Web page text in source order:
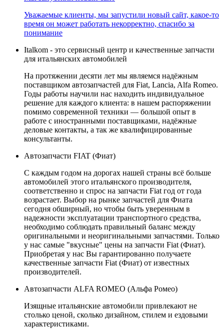
Уважаемые клиенты, мы запустили новый сайт, какое-то
время он может работать некорректно, спасибо за
понимание
Italkom - это сервисный центр и качественные запчасти
для итальянских автомобилей
На протяжении десяти лет мы являемся надёжным
поставщиком автозапчастей для Fiat, Lancia, Alfa Romeo.
Годы работы научили нас находить индивидуальное
решение для каждого клиента: в нашем распоряжении
помимо современной техники — большой опыт в
работе с иностранными поставщиками, надёжные
деловые контакты, а так же квалифицированные
консультанты.
Автозапчасти FIAT (Фиат)
С каждым годом на дорогах нашей страны всё больше
автомобилей этого итальянского производителя,
соответственно и спрос на запчасти Fiat год от года
возрастает. Выбор на рынке запчастей для Фиата
сегодня обширный, но чтобы быть уверенным в
надежности эксплуатации транспортного средства,
необходимо соблюдать правильный баланс между
оригинальными и неоригинальными запчастями. Только
у нас самые "вкусные" цены на запчасти Fiat (Фиат).
Приобретая у нас Вы гарантированно получаете
качественные запчасти Fiat (Фиат) от известных
производителей.
Автозапчасти ALFA ROMEO (Альфа Ромео)
Изящные итальянские автомобили привлекают не
столько ценой, сколько дизайном, стилем и ездовыми
характеристиками.